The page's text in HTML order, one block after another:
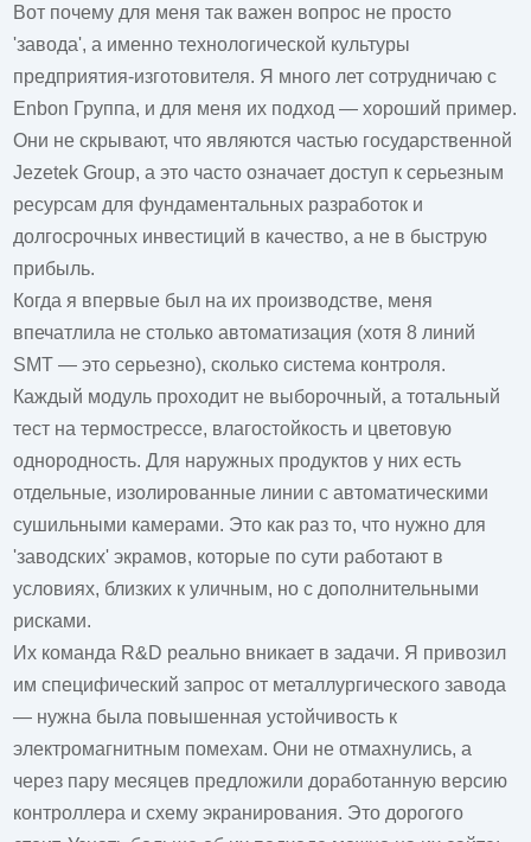
Вот почему для меня так важен вопрос не просто
'завода', а именно технологической культуры
предприятия-изготовителя. Я много лет сотрудничаю с
Enbon Группа, и для меня их подход — хороший пример.
Они не скрывают, что являются частью государственной
Jezetek Group, а это часто означает доступ к серьезным
ресурсам для фундаментальных разработок и
долгосрочных инвестиций в качество, а не в быструю
прибыль.
Когда я впервые был на их производстве, меня
впечатлила не столько автоматизация (хотя 8 линий
SMT — это серьезно), сколько система контроля.
Каждый модуль проходит не выборочный, а тотальный
тест на термострессе, влагостойкость и цветовую
однородность. Для наружных продуктов у них есть
отдельные, изолированные линии с автоматическими
сушильными камерами. Это как раз то, что нужно для
'заводских' экрамов, которые по сути работают в
условиях, близких к уличным, но с дополнительными
рисками.
Их команда R&D реально вникает в задачи. Я привозил
им специфический запрос от металлургического завода
— нужна была повышенная устойчивость к
электромагнитным помехам. Они не отмахнулись, а
через пару месяцев предложили доработанную версию
контроллера и схему экранирования. Это дорогого